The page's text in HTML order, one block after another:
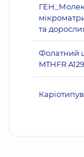
та
Фолатний
MTHFR